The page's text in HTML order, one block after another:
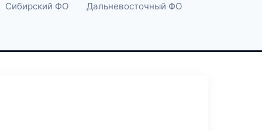
Сибирский ФО Дальневосточный ФО